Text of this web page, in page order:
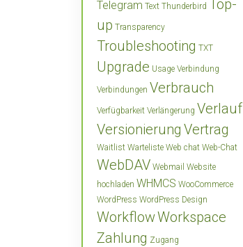
Telegram Text Thunderbird Top-
up Transparency
Troubleshooting TXT
Upgrade Usage Verbindung
Verbindungen Verbrauch
Verfügbarkeit Verlängerung Verlauf
Versionierung Vertrag
Waitlist Warteliste Web chat Web-Chat
WebDAV Webmail Website
hochladen WHMCS WooCommerce
WordPress WordPress Design
WorkflowWorkspace
Zahlung Zugang